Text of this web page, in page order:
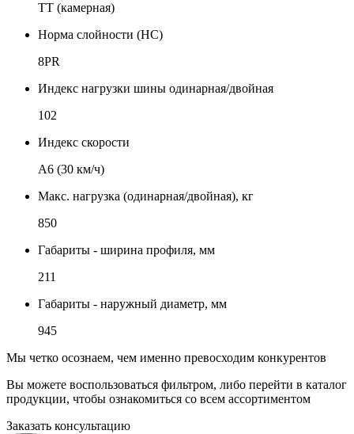
TT (камерная)
Норма слойности (НС)
8PR
Индекс нагрузки шины одинарная/двойная
102
Индекс скорости
А6 (30 км/ч)
Макс. нагрузка (одинарная/двойная), кг
850
Габариты - ширина профиля, мм
211
Габариты - наружный диаметр, мм
945
Мы четко осознаем, чем именно превосходим конкурентов
Вы можете воспользоваться фильтром, либо перейти в каталог
продукции, чтобы ознакомиться со всем ассортиментом
Заказать консультацию